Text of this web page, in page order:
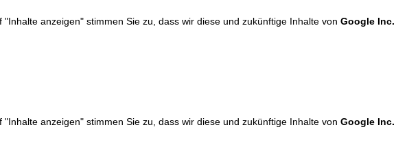
anzeigen" stimmen Sie zu, dass wir diese und zukünftige Inhalte von Google Inc.
anzeigen" stimmen Sie zu, dass wir diese und zukünftige Inhalte von Google Inc.